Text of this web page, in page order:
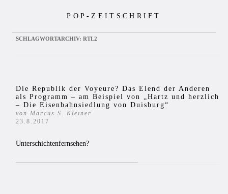
POP-ZEITSCHRIFT
SCHLAGWORTARCHIV: RTL2
Die Republik der Voyeure? Das Elend der Anderen
als Programm – am Beispiel von „Hartz und herzlich
– Die Eisenbahnsiedlung von Duisburg“
von Marcus S. Kleiner
23.8.2017
Unterschichtenfernsehen?